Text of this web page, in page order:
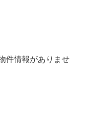
件情報がありませ